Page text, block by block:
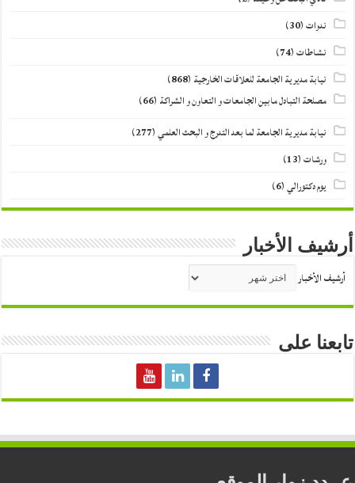
ندوات(30)
نشاطات(74)
نيابة مديرية الجامعة للعلاقات الخارجية (868)
مصلحة التبادل مابين الجامعات و التعاون و الشراكة (66)
نيابة مديرية الجامعة لما بعد التدرج و البحث العلمي(277)
ورشات(13)
يوم دكتورالي(6)
أرشيف الأخبار
أرشيف الأخبار
تابعنا على